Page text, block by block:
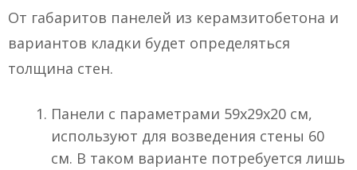
От габаритов панелей из керамзитобетона и
вариантов кладки будет определяться
толщина стен.
Панели с параметрами 59х29х20 см,
используют для возведения стены 60
см. В таком варианте потребуется лишь